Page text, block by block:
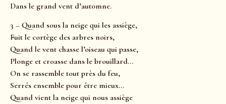
Dans le grand vent d’automne.
3 – Quand sous la neige qui les assiège,
Fuit le cortège des arbres noirs,
Quand le vent chasse l’oiseau qui passe,
Plonge et croasse dans le brouillard…
On se rassemble tout près du feu,
Serrés ensemble pour être mieux…
Quand vient la neige qui nous assiège